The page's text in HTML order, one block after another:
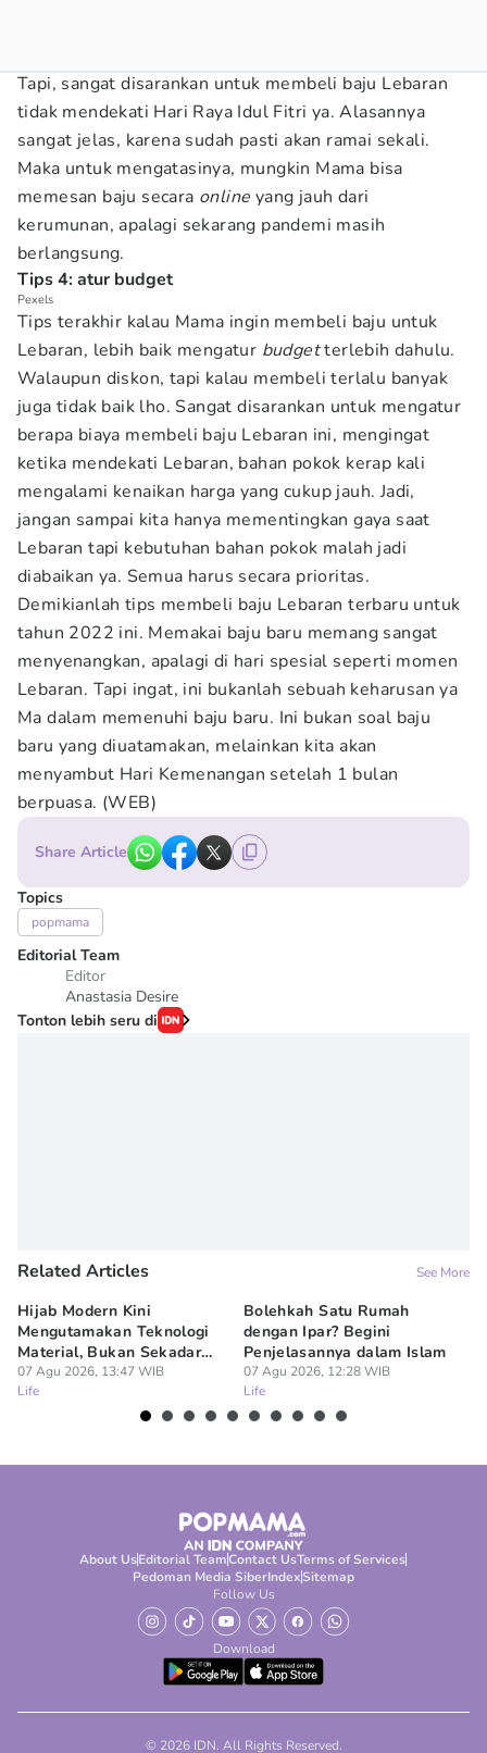
Tapi, sangat disarankan untuk membeli baju Lebaran
tidak mendekati Hari Raya Idul Fitri ya. Alasannya
sangat jelas, karena sudah pasti akan ramai sekali.
Maka untuk mengatasinya, mungkin Mama bisa
memesan baju secara online yang jauh dari
kerumunan, apalagi sekarang pandemi masih
berlangsung.
Tips 4: atur budget
Pexels
Tips terakhir kalau Mama ingin membeli baju untuk
Lebaran, lebih baik mengatur budgetterlebih dahulu.
Walaupun diskon, tapi kalau membeli terlalu banyak
juga tidak baik lho. Sangat disarankan untuk mengatur
berapa biaya membeli baju Lebaran ini, mengingat
ketika mendekati Lebaran, bahan pokok kerap kali
mengalami kenaikan harga yang cukup jauh. Jadi,
jangan sampai kita hanya mementingkan gaya saat
Lebaran tapi kebutuhan bahan pokok malah jadi
diabaikan ya. Semua harus secara prioritas.
Demikianlah tips membeli baju Lebaran terbaru untuk
tahun 2022 ini. Memakai baju baru memang sangat
menyenangkan, apalagi di hari spesial seperti momen
Lebaran. Tapi ingat, ini bukanlah sebuah keharusan ya
Ma dalam memenuhi baju baru. Ini bukan soal baju
baru yang diuatamakan, melainkan kita akan
menyambut Hari Kemenangan setelah 1 bulan
berpuasa. (WEB)
Share Article
Topics
popmama
Editorial Team
Editor
Anastasia Desire
Tonton lebih seru di
Related Articles See More
Hijab Modern Kini
Mengutamakan Teknologi
Material, Bukan Sekadar
Model
07 Agu 2026, 13:47 WIB
Life
Bolehkah Satu Rumah
dengan Ipar? Begini
Penjelasannya dalam Islam
07 Agu 2026, 12:28 WIB
Life
About UsEditorial TeamContact UsTerms of Services
Pedoman Media SiberIndexSitemap
Follow Us
Download
© 2026 IDN. All Rights Reserved.